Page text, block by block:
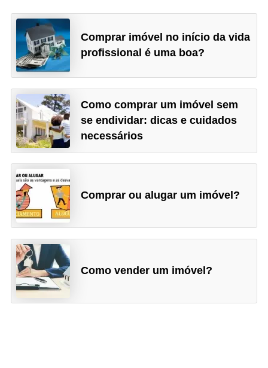
Comprar imóvel no início da vida
profissional é uma boa?
Como comprar um imóvel sem
se endividar: dicas e cuidados
necessários
Comprar ou alugar um imóvel?
Como vender um imóvel?
P
o
u
a
n
ç
a
P
r
o
r
a
m
a